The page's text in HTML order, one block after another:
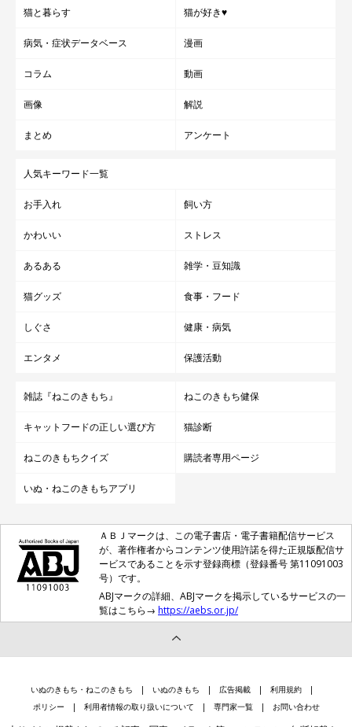
猫と暮らす 猫が好き♥
病気・症状データベース 漫画
コラム 動画
画像 解説
まとめ アンケート
人気キーワード一覧
お手入れ 飼い方
かわいい ストレス
あるある 雑学・豆知識
猫グッズ 食事・フード
しぐさ 健康・病気
エンタメ 保護活動
雑誌『ねこのきもち』 ねこのきもち健保
キャットフードの正しい選び方 猫診断
ねこのきもちクイズ 購読者専用ページ
いぬ・ねこのきもちアプリ
ＡＢＪマークは、この電子書店・電子書籍配信サービス
が、著作権者からコンテンツ使用許諾を得た正規版配信サ
ービスであることを示す登録商標（登録番号 第11091003
号）です。
ABJマークの詳細、ABJマークを掲示しているサービスの一
覧はこちら→ https://aebs.or.jp/
いぬのきもち・ねこのきもち いぬのきもち 広告掲載
利用規約
ポリシー
利用者情報の取り扱いについて 専門家一覧 お問い合わせ